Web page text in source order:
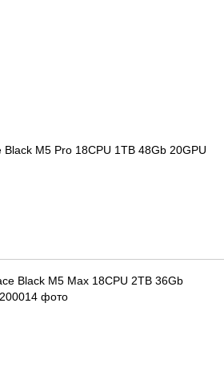
M5 Pro 18CPU 1TB 48Gb 20GPU